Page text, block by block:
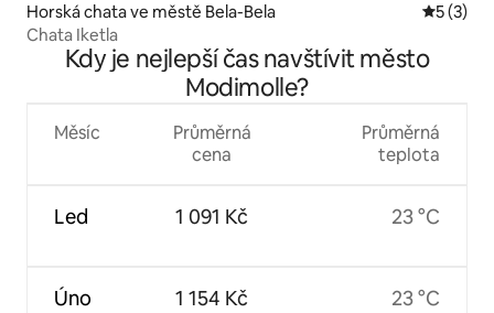
Horská chata ve městě Bela-Bela
5 (3)
Chata Iketla
Kdy je nejlepší čas navštívit město
Modimolle?
Měsíc
Led
Úno
Průměrná
cena
1 091 Kč
1 154 Kč
Průměrná
teplota
23 °C
23 °C